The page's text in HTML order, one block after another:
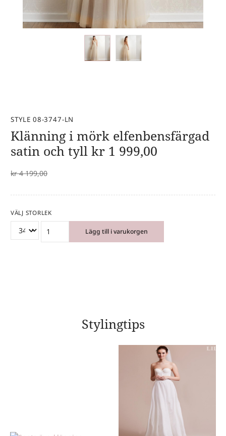
STYLE 08-3747-LN
Klänning i mörk elfenbensfärgad
satin och tyll kr 1 999,00
kr 4 199,00
VÄLJ STORLEK
Lägg till i varukorgen
Stylingtips